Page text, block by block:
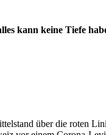
kann keine Tiefe
über die roten